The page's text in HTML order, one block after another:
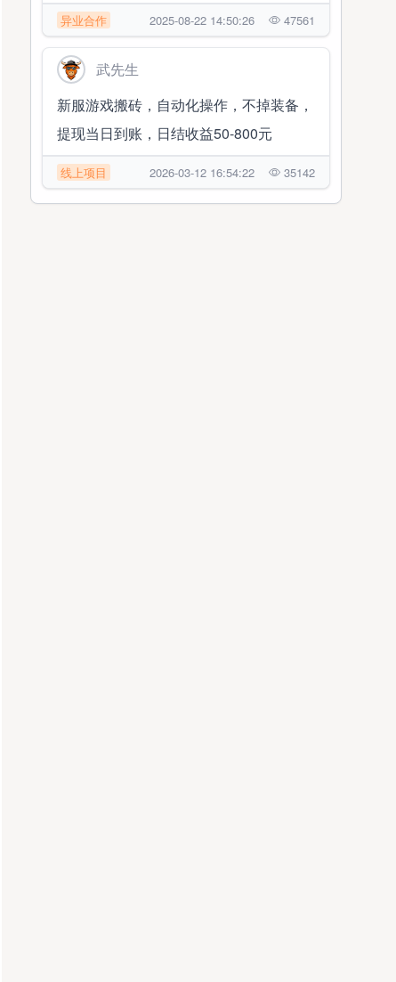
异业合作 2025-08-22 14:50:26 47561
武先生
新服游戏搬砖，自动化操作，不掉装备，
提现当日到账，日结收益50-800元
线上项目 2026-03-12 16:54:22 35142